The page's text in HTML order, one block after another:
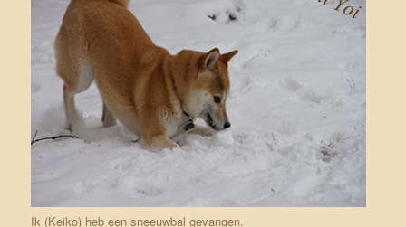
Ik (Keiko) heb een sneeuwbal gevangen.